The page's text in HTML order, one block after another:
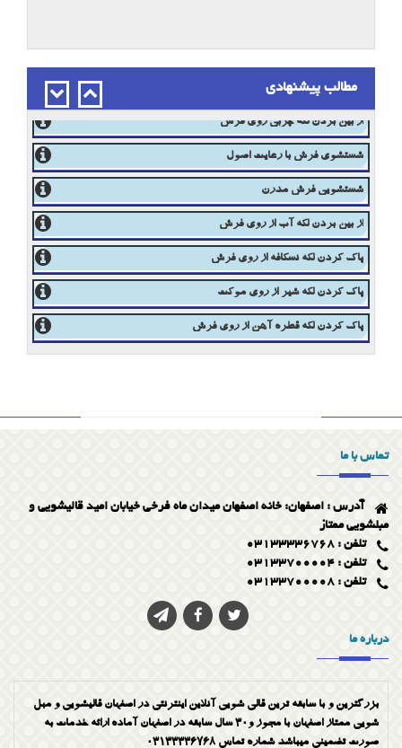
مطالب پیشنهادی
تغییر رنگ فرش
از بین بردن لکه چربی روی فرش
شستشوی فرش با رعایت اصول
شستشویی فرش مدرن
از بین بردن لکه آب از روی فرش
پاک کردن لکه نسکافه از روی فرش
پاک کردن لکه شیر از روی موکت
مبلشویی ممتاز در اصفهان
ویژگی قالیشویی خوب
تماس با ما
آدرس : اصفهان: خانه اصفهان میدان ماه فرخی خیابان امید قالیشویی و
مبلشویی ممتاز
تلفن : 03133336768
تلفن : 03133700004
تلفن : 03133700008
درباره ما
بزرگترین و با سابقه ترین قالی شویی آنلاین اینترنتی در اصفهان قالیشویی و مبل
شویی ممتاز اصفهان با مجوز و30 سال سابقه در اصفهان آماده ارائه خدمات به
صورت تضمینی میباشد شماره تماس 03133336768